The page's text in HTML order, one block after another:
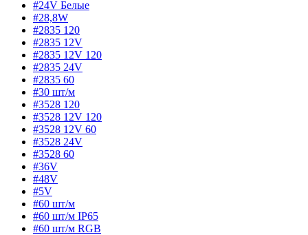
#24V Белые
#28,8W
#2835 120
#2835 12V
#2835 12V 120
#2835 24V
#2835 60
#30 шт/м
#3528 120
#3528 12V 120
#3528 12V 60
#3528 24V
#3528 60
#36V
#48V
#5V
#60 шт/м
#60 шт/м IP65
#60 шт/м RGB